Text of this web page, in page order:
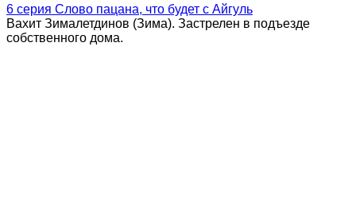
6 серия Слово пацана, что будет с Айгуль
Вахит Зималетдинов (Зима). Застрелен в подъезде
собственного дома.